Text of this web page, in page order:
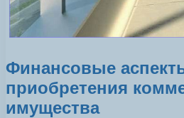
Финансовые
приобретения
имущества